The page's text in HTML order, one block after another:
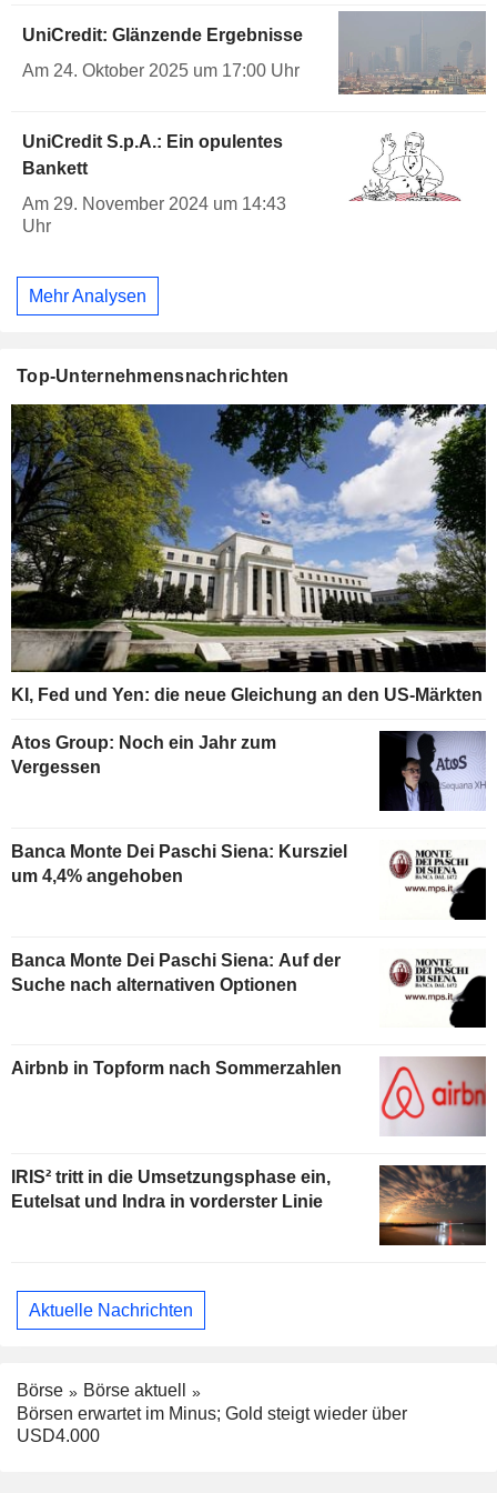
UniCredit: Glänzende Ergebnisse
Am 24. Oktober 2025 um 17:00 Uhr
UniCredit S.p.A.: Ein opulentes
Bankett
Am 29. November 2024 um 14:43
Uhr
Mehr Analysen
Top-Unternehmensnachrichten
KI, Fed und Yen: die neue Gleichung an den US-Märkten
Atos Group: Noch ein Jahr zum
Vergessen
Banca Monte Dei Paschi Siena: Kursziel
um 4,4% angehoben
Banca Monte Dei Paschi Siena: Auf der
Suche nach alternativen Optionen
Airbnb in Topform nach Sommerzahlen
IRIS² tritt in die Umsetzungsphase ein,
Eutelsat und Indra in vorderster Linie
Aktuelle Nachrichten
Börse
Börse aktuell
Börsen erwartet im Minus; Gold steigt wieder über
USD4.000